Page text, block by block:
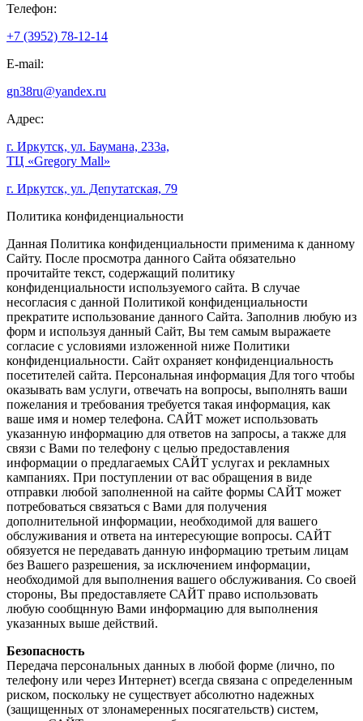
Телефон:
+7 (3952) 78-12-14
E-mail:
gn38ru@yandex.ru
Адрес:
г. Иркутск, ул. Баумана, 233а,
ТЦ «Gregory Mall»
г. Иркутск, ул. Депутатская, 79
Политика конфиденциальности
Данная Политика конфиденциальности применима к данному
Сайту. После просмотра данного Сайта обязательно
прочитайте текст, содержащий политику
конфиденциальности используемого сайта. В случае
несогласия с данной Политикой конфиденциальности
прекратите использование данного Сайта. Заполнив любую из
форм и используя данный Сайт, Вы тем самым выражаете
согласие с условиями изложенной ниже Политики
конфиденциальности. Сайт охраняет конфиденциальность
посетителей сайта. Персональная информация Для того чтобы
оказывать вам услуги, отвечать на вопросы, выполнять ваши
пожелания и требования требуется такая информация, как
ваше имя и номер телефона. САЙТ может использовать
указанную информацию для ответов на запросы, а также для
связи с Вами по телефону с целью предоставления
информации о предлагаемых САЙТ услугах и рекламных
кампаниях. При поступлении от вас обращения в виде
отправки любой заполненной на сайте формы САЙТ может
потребоваться связаться с Вами для получения
дополнительной информации, необходимой для вашего
обслуживания и ответа на интересующие вопросы. САЙТ
обязуется не передавать данную информацию третьим лицам
без Вашего разрешения, за исключением информации,
необходимой для выполнения вашего обслуживания. Со своей
стороны, Вы предоставляете САЙТ право использовать
любую сообщнную Вами информацию для выполнения
указанных выше действий.
Безопасность
Передача персональных данных в любой форме (лично, по
телефону или через Интернет) всегда связана с определенным
риском, поскольку не существует абсолютно надежных
(защищенных от злонамеренных посягательств) систем,